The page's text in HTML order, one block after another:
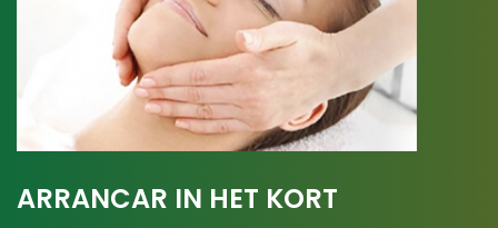
ARRANCAR IN HET KORT